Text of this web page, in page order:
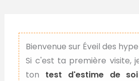
Bienvenue sur Éveil des
Si c'est ta première visite,
ton test d'estime de